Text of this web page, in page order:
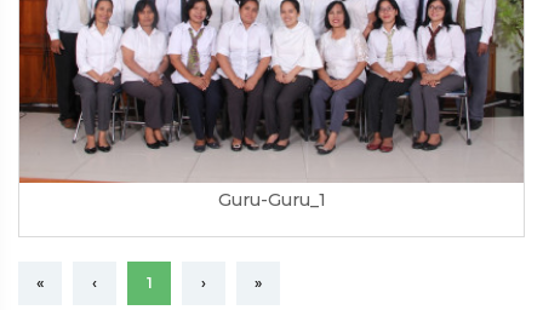
Guru-Guru_1
« ‹ 1 › »